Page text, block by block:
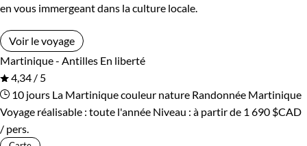
en vous immergeant dans la culture locale.
Voir le voyage
Martinique - Antilles En liberté
4,34 / 5
10 jours La Martinique couleur nature Randonnée Martinique
Voyage réalisable : toute l'année Niveau : à partir de 1 690 $CAD
/ pers.